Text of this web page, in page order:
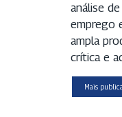
análise
emprego
ampla
crítica e
Mais